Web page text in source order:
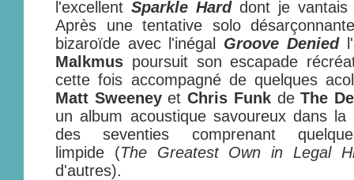
l'excellent Sparkle Harddont je vantais
Après une tentative solo
bizaroïde avec l'inégal Groove Denied
Malkmus poursuit son escapade
cette fois accompagné de quelques
Matt SweeneyetChris FunkdeThe
un album acoustique savoureux dans
des seventies comprenant
limpide (The Greatest Own in Legal
d'autres).